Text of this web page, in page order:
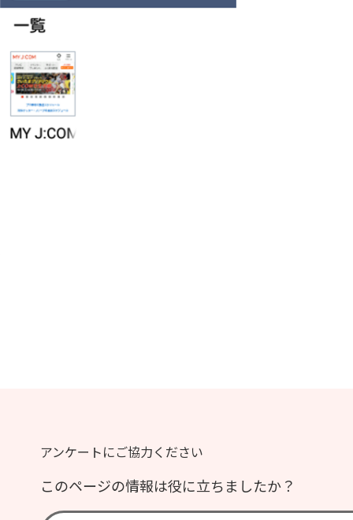
アンケートにご協力ください
このページの情報は役に立ちましたか？